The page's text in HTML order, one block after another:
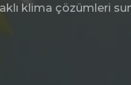
klima çözümleri